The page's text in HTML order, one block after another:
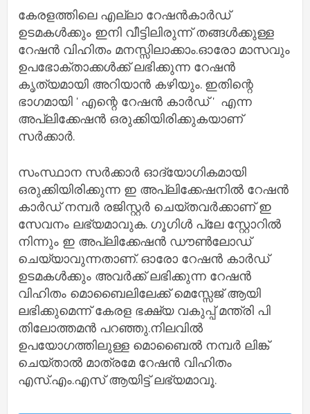
കേരളത്തിലെ എല്ലാ റേഷൻകാർഡ്
ഉടമകൾക്കും ഇനി വീട്ടിലിരുന്ന് തങ്ങൾക്കുള്ള
റേഷൻ വിഹിതം മനസ്സിലാക്കാം.ഓരോ മാസവും
ഉപഭോക്താക്കൾക്ക് ലഭിക്കുന്ന റേഷൻ
കൃത്യമായി അറിയാൻ കഴിയും. ഇതിന്റെ
ഭാഗമായി ' എന്റെ റേഷൻ കാർഡ് ' എന്ന
അപ്ലിക്കേഷൻ ഒരുക്കിയിരിക്കുകയാണ്
സർക്കാർ.
സംസ്ഥാന സർക്കാർ ഓദ്യോഗികമായി
ഒരുക്കിയിരിക്കുന്ന ഇ അപ്ലിക്കേഷനിൽ റേഷൻ
കാർഡ് നമ്പർ രജിസ്റ്റർ ചെയ്തവർക്കാണ് ഇ
സേവനം ലഭ്യമാവുക. ഗൂഗിൾ പ്ലേ സ്റ്റോറിൽ
നിന്നും ഇ അപ്ലിക്കേഷൻ ഡൗൺലോഡ്
ചെയ്യാവുന്നതാണ്. ഓരോ റേഷൻ കാർഡ്
ഉടമകൾക്കും അവർക്ക് ലഭിക്കുന്ന റേഷൻ
വിഹിതം മൊബൈലിലേക്ക് മെസ്സേജ് ആയി
ലഭിക്കുമെന്ന് കേരള ഭക്ഷ്യ വകുപ്പ് മന്ത്രി പി
തിലോത്തമൻ പറഞ്ഞു.നിലവിൽ
ഉപയോഗത്തിലുള്ള മൊബൈൽ നമ്പർ ലിങ്ക്
ചെയ്താൽ മാത്രമേ റേഷൻ വിഹിതം
എസ്.എം.എസ് ആയിട്ട് ലഭ്യമാവൂ.